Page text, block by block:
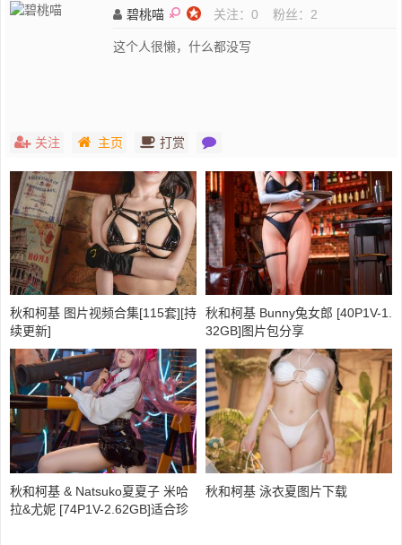
碧桃喵 关注： 0 粉丝： 2
这个人很懒，什么都没写
关注 主页 打赏
秋和柯基 图片视频合集[115套][持
续更新]
秋和柯基 Bunny兔女郎 [40P1V-1.
32GB]图片包分享
秋和柯基 & Natsuko夏夏子 米哈
拉&尤妮 [74P1V-2.62GB]适合珍
秋和柯基 泳衣夏图片下载